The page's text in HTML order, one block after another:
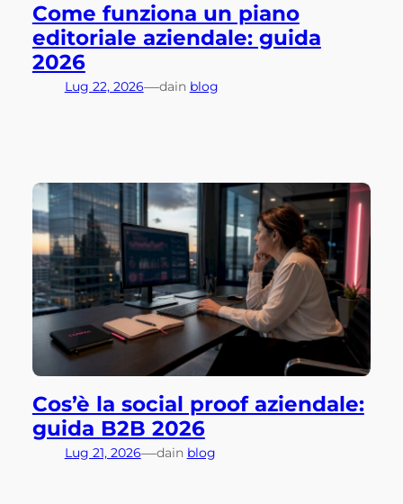
Come funziona un piano
editoriale aziendale: guida
2026
Lug 22, 2026—dain blog
Cos’è la social proof aziendale:
guida B2B 2026
Lug 21, 2026—dain blog